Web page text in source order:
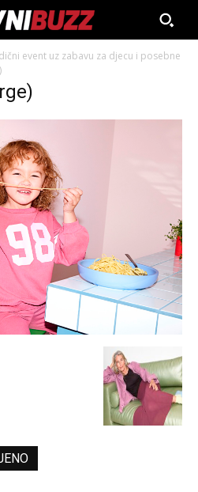
event uz zabavu za djecu i posebne